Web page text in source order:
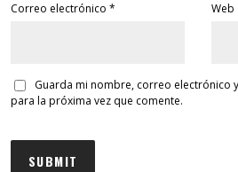
Correo electrónico * Web
Guarda mi nombre, correo electrónico
para la próxima vez que comente.